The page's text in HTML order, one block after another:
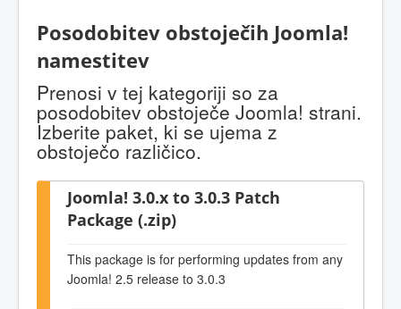
Posodobitev obstoječih Joomla!
namestitev
Prenosi v tej kategoriji so za
posodobitev obstoječe Joomla! strani.
Izberite paket, ki se ujema z
obstoječo različico.
Joomla! 3.0.x to 3.0.3 Patch
Package (.zip)
This package is for performing updates from any
Joomla! 2.5 release to 3.0.3